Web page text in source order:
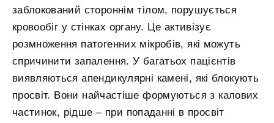
заблокований стороннім тілом, порушується
кровообіг у стінках органу. Це активізує
розмноження патогенних мікробів, які можуть
спричинити запалення. У багатьох пацієнтів
виявляються апендикулярні камені, які блокують
просвіт. Вони найчастіше формуються з калових
частинок, рідше – при попаданні в просвіт